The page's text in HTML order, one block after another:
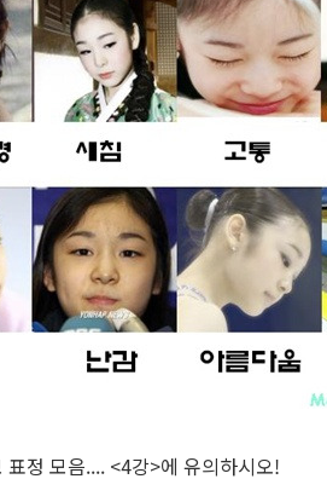
정 모음.... <4강>에 유의하시오!